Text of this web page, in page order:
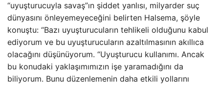
“uyuşturucuyla savaş”ın şiddet yanlısı, milyarder suç
dünyasını önleyemeyeceğini belirten Halsema, şöyle
konuştu: “Bazı uyuşturucuların tehlikeli olduğunu kabul
ediyorum ve bu uyuşturucuların azaltılmasının akıllıca
olacağını düşünüyorum. “Uyuşturucu kullanımı. Ancak
bu konudaki yaklaşımımızın işe yaramadığını da
biliyorum. Bunu düzenlemenin daha etkili yollarını